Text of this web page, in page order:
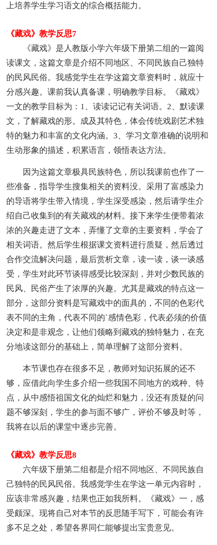
上培养学生学习语文的综合概括能力。
《藏戏》教学反思7
《藏戏》是人教版小学六年级下册第二组的一篇阅
读课文，这篇文章是介绍不同地区、不同民族自己独特
的民风民俗。我感觉学生在学这篇文章资料时，就应十
分感兴趣。课前我认真备课，明确教学目标。《藏戏》
一文的教学目标为：1、读读记记有关词语。2、默读课
文，了解藏戏的形。成及其特色，体会传统戏剧艺术独
特的魅力和丰富的文化内涵。3、学习文章准确的说明和
生动形象的描述，积累语言，领悟表达方法。
因为这篇文章极具民族特色，所以我课前也作了一
些准备，指导学生搜集相关的资料没。采用了富感染力
的导语将学生带入情境，学生深受感染，然后请学生介
绍自己收集到的有关藏戏的材料。接下来学生便带着浓
浓的兴趣走进了文本，弄懂了文章的主要资料，学会了
相关词语。然后学生根据课文资料进行质疑，然后透过
合作交流解决问题，最后赏析文章，读一读，谈一谈感
受，学生对此环节谈得感受比较深刻，并对少数民族的
民风、民俗产生了浓厚的兴趣。尤其是藏戏的特点这一
部分，这部分资料是写藏戏中的面具的，不同的色彩代
表不同的主角，代表不同的`感情色彩，代表必须的价值
决定和是非观念，让他们领略到藏戏的独特魅力，在充
分地读这部分的基础上，简单理解了这部分资料。
本节课也存在很多不足，教师对知识拓展的还不
够，应借此向学生多介绍一些我国不同地方的戏种、特
点，从中感悟祖国文化的灿烂和魅力，没还有质疑的问
题不够深刻，学生的参与面不够广，评价不够及时等，
我将在以后的课堂中逐步完善。
《藏戏》教学反思8
六年级下册第二组都是介绍不同地区、不同民族自
己独特的民风民俗。我感觉学生在学这一单元内容时，
应该非常感兴趣，结果也正如我所料。《藏戏》一，感
受颇深。现将自己对本节的反思随手写下，可能会有许
多不足之处，希望各界同仁能够提出宝贵意见。